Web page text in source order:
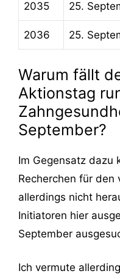
2035 25.
2036 25.
Warum fällt
Aktionstag
September?
Im Gegensatz dazu
Recherchen für den
allerdings nicht
Initiatoren hier
September
Ich vermute